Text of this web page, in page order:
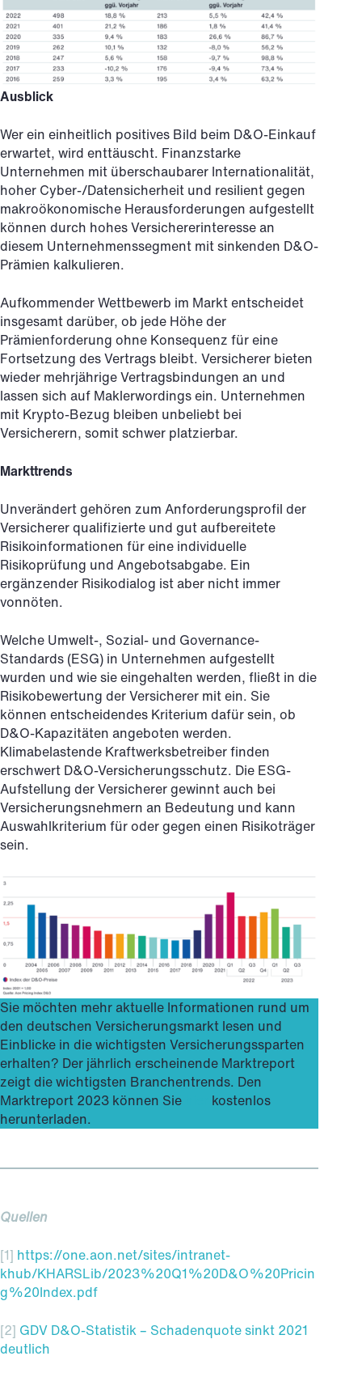
Ausblick
Wer ein einheitlich positives Bild beim D&O-Einkauf
erwartet, wird enttäuscht. Finanzstarke
Unternehmen mit überschaubarer Internationalität,
hoher Cyber-/Datensicherheit und resilient gegen
makroökonomische Herausforderungen aufgestellt
können durch hohes Versichererinteresse an
diesem Unternehmenssegment mit sinkenden D&O-
Prämien kalkulieren.
Aufkommender Wettbewerb im Markt entscheidet
insgesamt darüber, ob jede Höhe der
Prämienforderung ohne Konsequenz für eine
Fortsetzung des Vertrags bleibt. Versicherer bieten
wieder mehrjährige Vertragsbindungen an und
lassen sich auf Maklerwordings ein. Unternehmen
mit Krypto-Bezug bleiben unbeliebt bei
Versicherern, somit schwer platzierbar.
Markttrends
Unverändert gehören zum Anforderungsprofil der
Versicherer qualifizierte und gut aufbereitete
Risikoinformationen für eine individuelle
Risikoprüfung und Angebotsabgabe. Ein
ergänzender Risikodialog ist aber nicht immer
vonnöten.
Welche Umwelt-, Sozial- und Governance-
Standards (ESG) in Unternehmen aufgestellt
wurden und wie sie eingehalten werden, fließt in die
Risikobewertung der Versicherer mit ein. Sie
können entscheidendes Kriterium dafür sein, ob
D&O-Kapazitäten angeboten werden.
Klimabelastende Kraftwerksbetreiber finden
erschwert D&O-Versicherungsschutz. Die ESG-
Aufstellung der Versicherer gewinnt auch bei
Versicherungsnehmern an Bedeutung und kann
Auswahlkriterium für oder gegen einen Risikoträger
sein.
Sie möchten mehr aktuelle Informationen rund um
den deutschen Versicherungsmarkt lesen und
Einblicke in die wichtigsten Versicherungssparten
erhalten? Der jährlich erscheinende Marktreport
zeigt die wichtigsten Branchentrends. Den
Marktreport 2023 können Sie
kostenlos
herunterladen.
Quellen
[1] https://one.aon.net/sites/intranet-
khub/KHARSLib/2023%20Q1%20D&O%20Pricin
g%20Index.pdf
[2] GDV D&O-Statistik – Schadenquote sinkt 2021
deutlich